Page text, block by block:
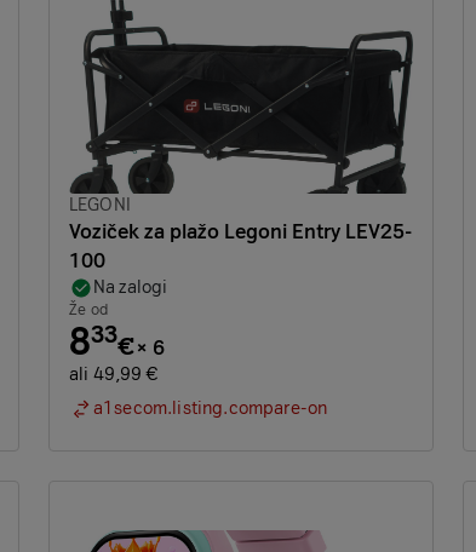
Znamka:
LEGONI
Voziček za plažo Legoni Entry LEV25-
100
Na zalogi
Že od
833€× 6
ali 49,99 €
a1secom.listing.compare-on